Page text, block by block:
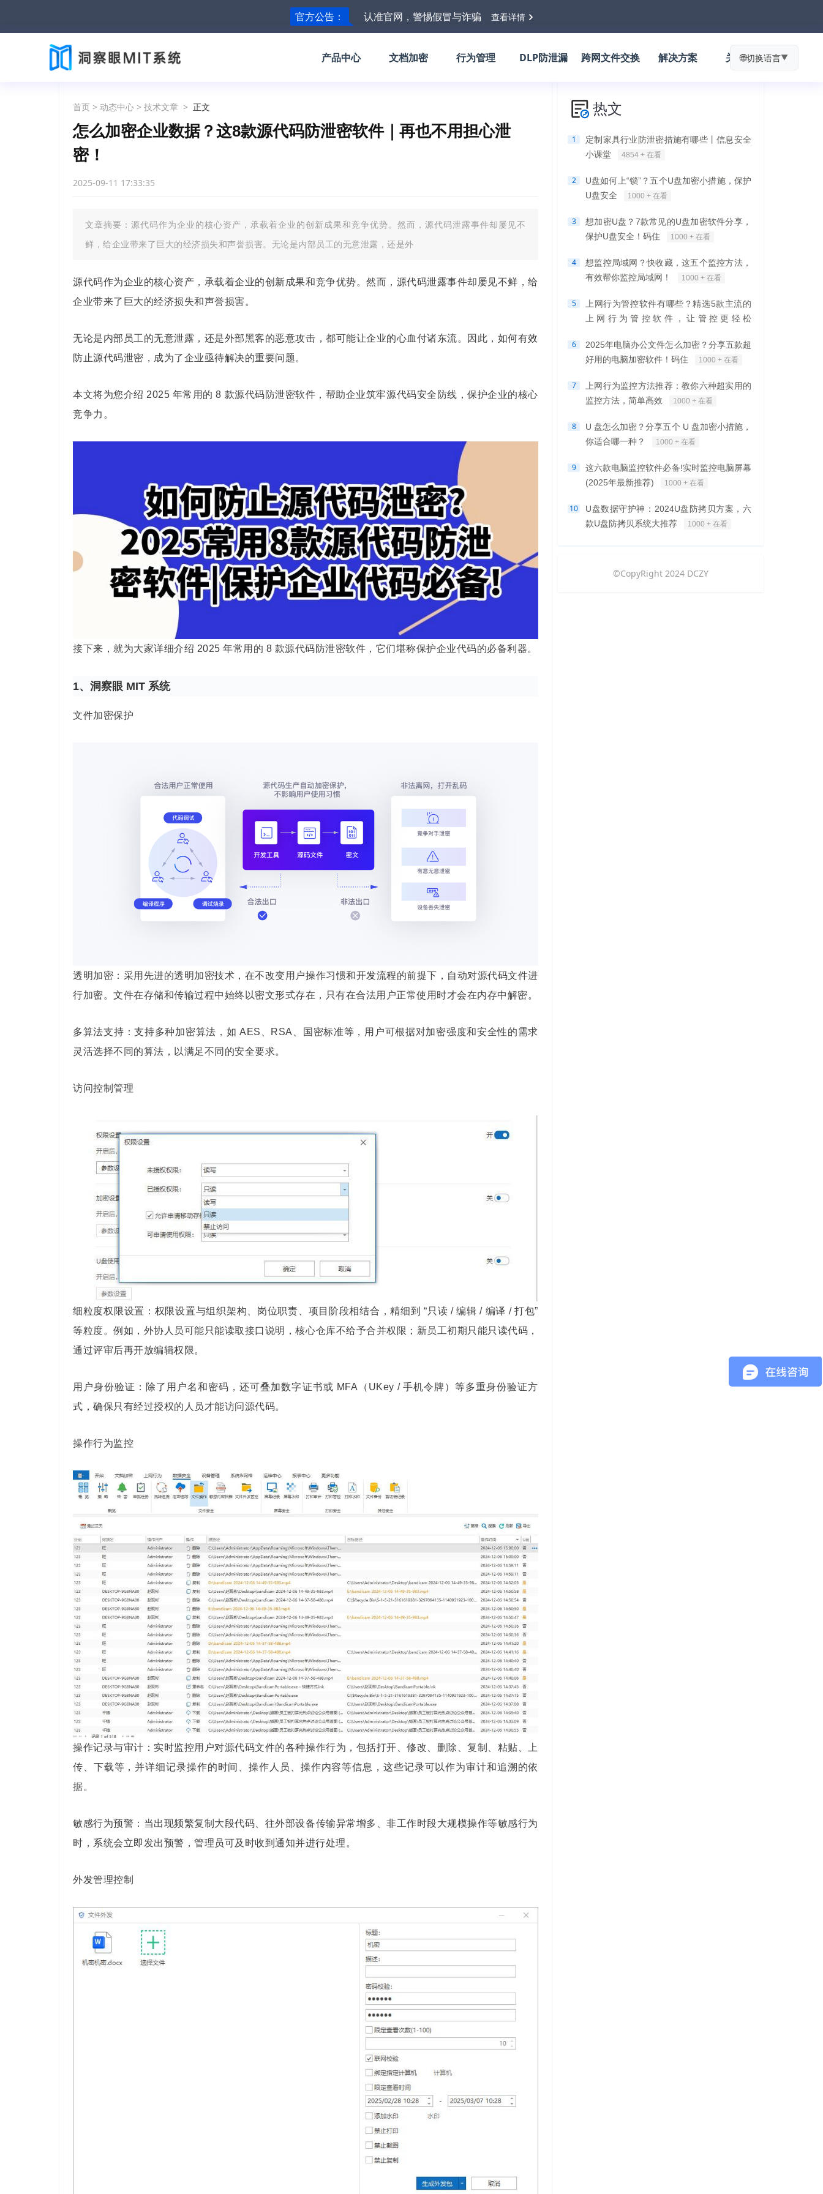
官方公告： 认准官网，警惕假冒与诈骗 查看详情
产品中心 文档加密 行为管理 DLP防泄漏 跨网文件交换 解决方案 关于我们
🌐切换语言▼
首页 > 动态中心 > 技术文章 > 正文
怎么加密企业数据？这8款源代码防泄密软件｜再也不用担心泄
密！
2025-09-11 17:33:35
文章摘要：源代码作为企业的核心资产，承载着企业的创新成果和竞争优势。然而，源代码泄露事件却屡见不
鲜，给企业带来了巨大的经济损失和声誉损害。无论是内部员工的无意泄露，还是外
源代码作为企业的核心资产，承载着企业的创新成果和竞争优势。然而，源代码泄露事件却屡见不鲜，给
企业带来了巨大的经济损失和声誉损害。
无论是内部员工的无意泄露，还是外部黑客的恶意攻击，都可能让企业的心血付诸东流。因此，如何有效
防止源代码泄密，成为了企业亟待解决的重要问题。
本文将为您介绍 2025 年常用的 8 款源代码防泄密软件，帮助企业筑牢源代码安全防线，保护企业的核心
竞争力。
接下来，就为大家详细介绍 2025 年常用的 8 款源代码防泄密软件，它们堪称保护企业代码的必备利器。
1、洞察眼 MIT 系统
文件加密保护
透明加密：采用先进的透明加密技术，在不改变用户操作习惯和开发流程的前提下，自动对源代码文件进
行加密。文件在存储和传输过程中始终以密文形式存在，只有在合法用户正常使用时才会在内存中解密。
多算法支持：支持多种加密算法，如 AES、RSA、国密标准等，用户可根据对加密强度和安全性的需求
灵活选择不同的算法，以满足不同的安全要求。
访问控制管理
细粒度权限设置：权限设置与组织架构、岗位职责、项目阶段相结合，精细到 “只读 / 编辑 / 编译 / 打包”
等粒度。例如，外协人员可能只能读取接口说明，核心仓库不给予合并权限；新员工初期只能只读代码，
通过评审后再开放编辑权限。
用户身份验证：除了用户名和密码，还可叠加数字证书或 MFA（UKey / 手机令牌）等多重身份验证方
式，确保只有经过授权的人员才能访问源代码。
操作行为监控
操作记录与审计：实时监控用户对源代码文件的各种操作行为，包括打开、修改、删除、复制、粘贴、上
传、下载等，并详细记录操作的时间、操作人员、操作内容等信息，这些记录可以作为审计和追溯的依
据。
敏感行为预警：当出现频繁复制大段代码、往外部设备传输异常增多、非工作时段大规模操作等敏感行为
时，系统会立即发出预警，管理员可及时收到通知并进行处理。
外发管理控制
热文
1
定制家具行业防泄密措施有哪些丨信息安全
小课堂
4854 + 在看
2
U盘如何上“锁”？五个U盘加密小措施，保护
U盘安全
1000 + 在看
3
想加密U盘？7款常见的U盘加密软件分享，
保护U盘安全！码住
1000 + 在看
4
想监控局域网？快收藏，这五个监控方法，
有效帮你监控局域网！
1000 + 在看
5
上网行为管控软件有哪些？精选5款主流的
上网行为管控软件，让管控更轻松
6
2025年电脑办公文件怎么加密？分享五款超
好用的电脑加密软件！码住
1000 + 在看
7
上网行为监控方法推荐：教你六种超实用的
监控方法，简单高效
1000 + 在看
8
U 盘怎么加密？分享五个 U 盘加密小措施，
你适合哪一种？
1000 + 在看
9
这六款电脑监控软件必备!实时监控电脑屏幕
(2025年最新推荐)
1000 + 在看
10
U盘数据守护神：2024U盘防拷贝方案，六
款U盘防拷贝系统大推荐
1000 + 在看
©CopyRight 2024 DCZY